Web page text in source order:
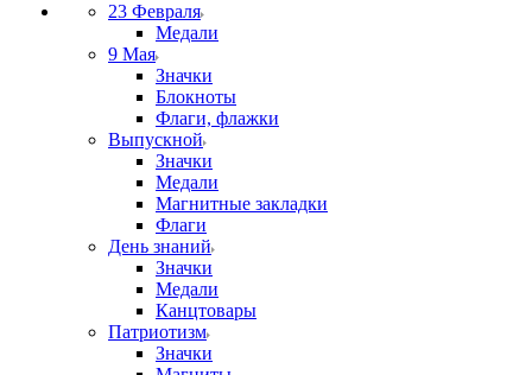
23 Февраля
Медали
9 Мая
Значки
Блокноты
Флаги, флажки
Выпускной
Значки
Медали
Магнитные закладки
Флаги
День знаний
Значки
Медали
Канцтовары
Патриотизм
Значки